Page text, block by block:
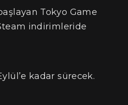
Tokyo Game
indirimleride
kadar sürecek.